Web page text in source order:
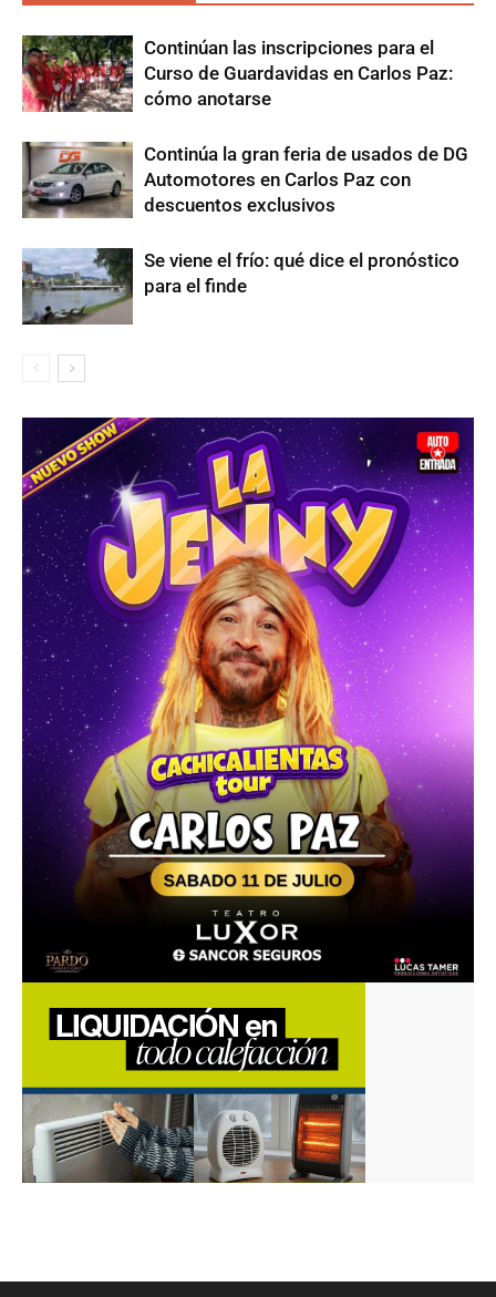
Continúan las inscripciones para el
Curso de Guardavidas en Carlos Paz:
cómo anotarse
Continúa la gran feria de usados de DG
Automotores en Carlos Paz con
descuentos exclusivos
Se viene el frío: qué dice el pronóstico
para el finde